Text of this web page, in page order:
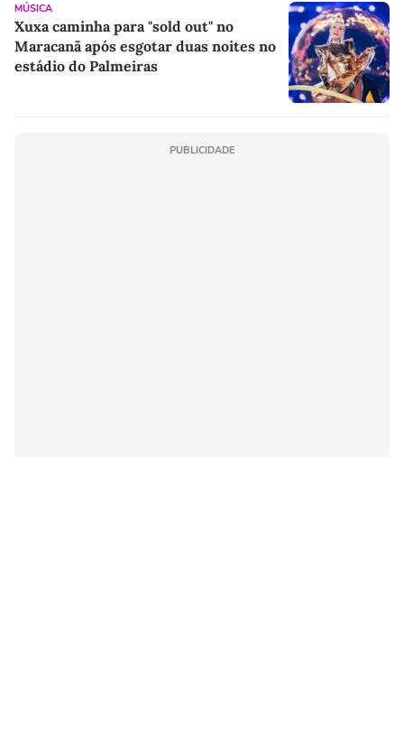
MÚSICA
Xuxa caminha para "sold out" no
Maracanã após esgotar duas noites no
estádio do Palmeiras
PUBLICIDADE